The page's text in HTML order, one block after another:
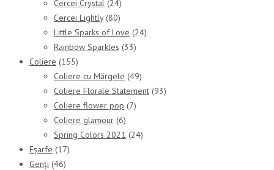
Cercei Crystal (24)
Cercei Lightly (80)
Little Sparks of Love (24)
Rainbow Sparkles (33)
Coliere (155)
Coliere cu Mărgele (49)
Coliere Florale Statement (93)
Coliere flower pop (7)
Coliere glamour (6)
Spring Colors 2021 (24)
Eșarfe (17)
Genți (46)